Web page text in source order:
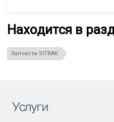
Находится в
Запчасти SITRAK
Услуги